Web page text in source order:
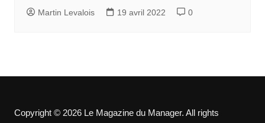
Martin Levalois 19 avril 2022 0
Copyright © 2026 Le Magazine du Manager. All rights